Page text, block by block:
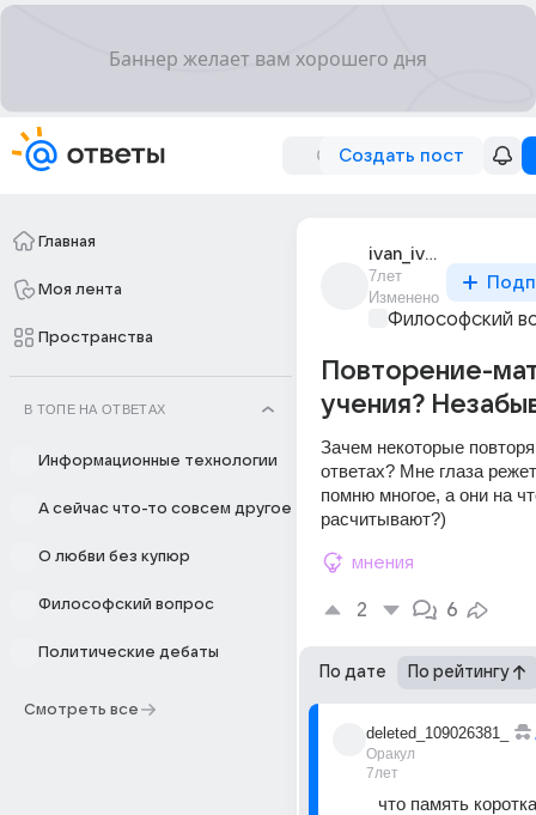
Создать пост
Главная
Моя лента
Пространства
В ТОПЕ НА ОТВЕТАХ
Информационные технологии
А сейчас что-то совсем другое
О любви без купюр
Философский вопрос
Политические дебаты
Смотреть все
ivan_ivanov_170034
7лет
Изменено
Философский
Повторение-
учения?
Зачем некоторые
ответах? Мне глаза
помню многое, а они на
расчитывают?)
мнения
2 6
По дате По рейтингу
deleted_109026381_
Оракул
7лет
что память